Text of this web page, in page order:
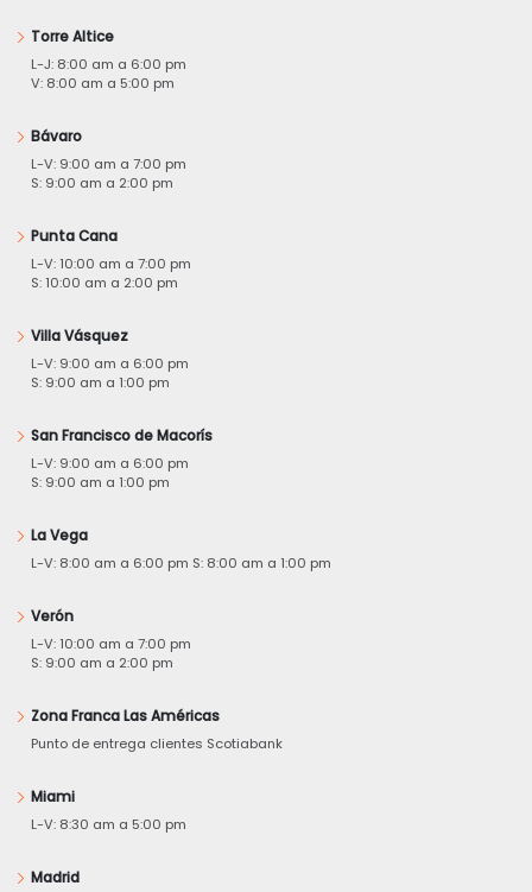
Torre Altice
L-J: 8:00 am a 6:00 pm
V: 8:00 am a 5:00 pm
Bávaro
L-V: 9:00 am a 7:00 pm
S: 9:00 am a 2:00 pm
Punta Cana
L-V: 10:00 am a 7:00 pm
S: 10:00 am a 2:00 pm
Villa Vásquez
L-V: 9:00 am a 6:00 pm
S: 9:00 am a 1:00 pm
San Francisco de Macorís
L-V: 9:00 am a 6:00 pm
S: 9:00 am a 1:00 pm
La Vega
L-V: 8:00 am a 6:00 pm S: 8:00 am a 1:00 pm
Verón
L-V: 10:00 am a 7:00 pm
S: 9:00 am a 2:00 pm
Zona Franca Las Américas
Punto de entrega clientes Scotiabank
Miami
L-V: 8:30 am a 5:00 pm
Madrid